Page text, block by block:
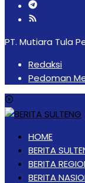
PT. Mutiara Tula
Redaksi
Pedoman
HOME
BERITA
BERITA
BERITA